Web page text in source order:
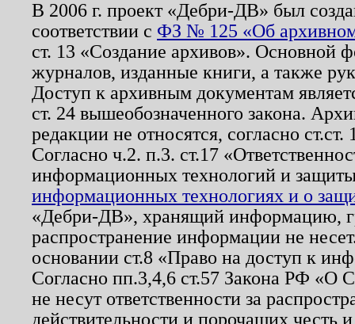
В 2006 г. проект «Дебри-ДВ» был
соответствии с ФЗ № 125 «Об
ст. 13 «Создание архивов». Основной
журналов, изданные книги, а также
Доступ к архивным документам
ст. 24 вышеобозначенного закона.
редакции не относятся, согласно
Согласно ч.2. п.3. ст.17
информационных технологий и
информационных технологиях и о
«Дебри-ДВ», хранящий информацию,
распространение информации не
основании ст.8 «Право на доступ к
Согласно пп.3,4,6 ст.57 Закона РФ «О
не несут ответственности за
действительности и порочащих честь